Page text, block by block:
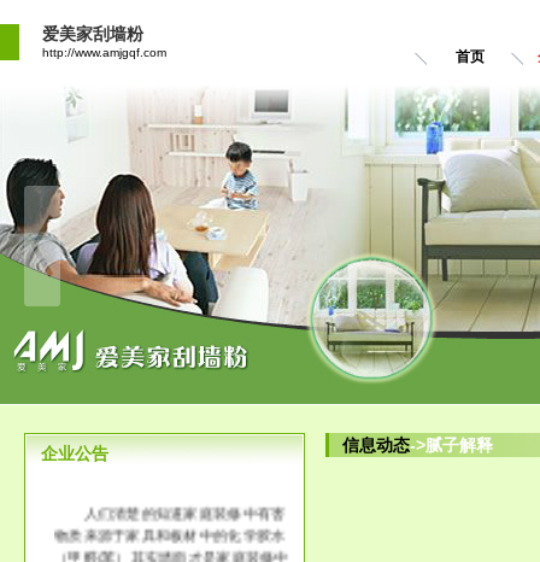
爱美家刮墙粉
http://www.amjgqf.com 首页
企业公告
人们清楚的知道家庭装修中有害
物质来源于家具和板材中的化学胶水
（甲醛/苯）其实墙面才是家庭装修中
信息动态->腻子解释